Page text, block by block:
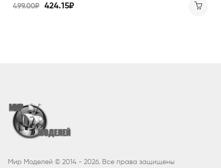
499.00₽ 424.15₽
Мир Моделей © 2014 - 2026. Все права защищены